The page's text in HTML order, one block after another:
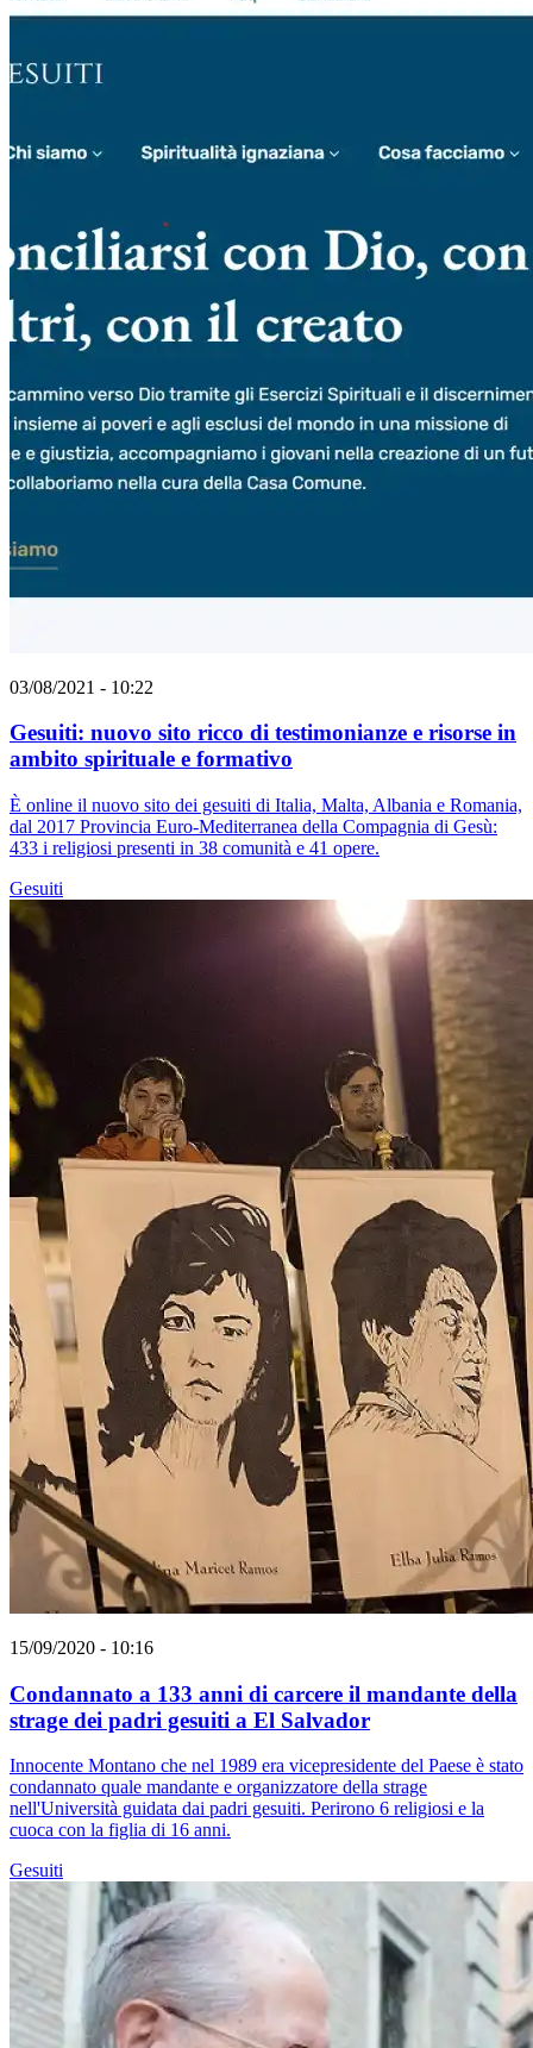
03/08/2021 - 10:22
Gesuiti: nuovo sito ricco di testimonianze e risorse in
ambito spirituale e formativo
È online il nuovo sito dei gesuiti di Italia, Malta, Albania e Romania,
dal 2017 Provincia Euro-Mediterranea della Compagnia di Gesù:
433 i religiosi presenti in 38 comunità e 41 opere.
Gesuiti
15/09/2020 - 10:16
Condannato a 133 anni di carcere il mandante della
strage dei padri gesuiti a El Salvador
Innocente Montano che nel 1989 era vicepresidente del Paese è stato
condannato quale mandante e organizzatore della strage
nell'Università guidata dai padri gesuiti. Perirono 6 religiosi e la
cuoca con la figlia di 16 anni.
Gesuiti